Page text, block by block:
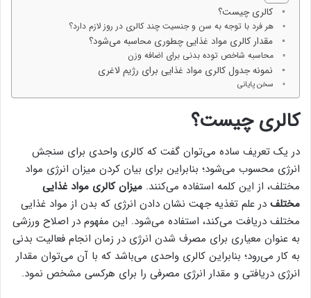
کالری چیست؟
هر فرد با توجه به سن و جنسیت چند کالری در روز لازم دارد؟
مقدار کالری مواد غذایی چطوری محاسبه می‌شود؟
محاسبه شاخص توده بدنی برای اضافه وزن
نمونه جدول کالری مواد غذایی برای رژیم لاغری
سخن پایانی
کالری چیست؟
در یک تعریف ساده می‌توان گفت که کالری واحدی برای سنجش
انرژی محسوب می‌شود؛ بنابراین برای بیان کردن میزان انرژی مواد
مختلف، از این کلمه استفاده می‌کنند. میزان کالری مواد غذایی
مختلف در علم تغذیه جهت نشان دادن انرژی که بدن از مواد غذایی
مختلف دریافت می‌کند، استفاده می‌شود. این مفهوم در اصلاح ورزشی
به عنوان معیاری برای مصرف شدن انرژی در زمان انجام فعالیت بدنی
به کار می‌رود؛ بنابراین کالری واحدی می‌باشد که با آن می‌توان مقدار
انرژی دریافتی و مقدار انرژی مصرفی را برای هرکسی مشخص نمود.